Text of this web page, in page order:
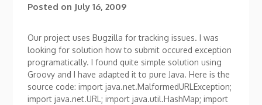
Posted on July 16, 2009
Our project uses Bugzilla for tracking issues. I was
looking for solution how to submit occured exception
programatically. I found quite simple solution using
Groovy and I have adapted it to pure Java. Here is the
source code: import java.net.MalformedURLException;
import java.net.URL; import java.util.HashMap; import